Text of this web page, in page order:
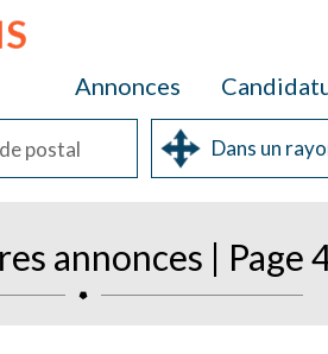
Annonces
annonces | Page